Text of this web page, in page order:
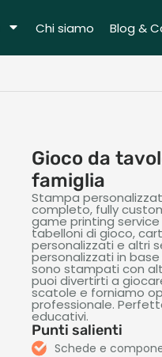
Chi siamo Blog &
Gioco da
famiglia
Stampa
completo, fully
game printing
tabelloni di gioco,
personalizzati e altri
personalizzati in
sono stampati con
puoi divertirti a
scatole e forniamo
professionale.
educativi.
Punti salienti
Schede e